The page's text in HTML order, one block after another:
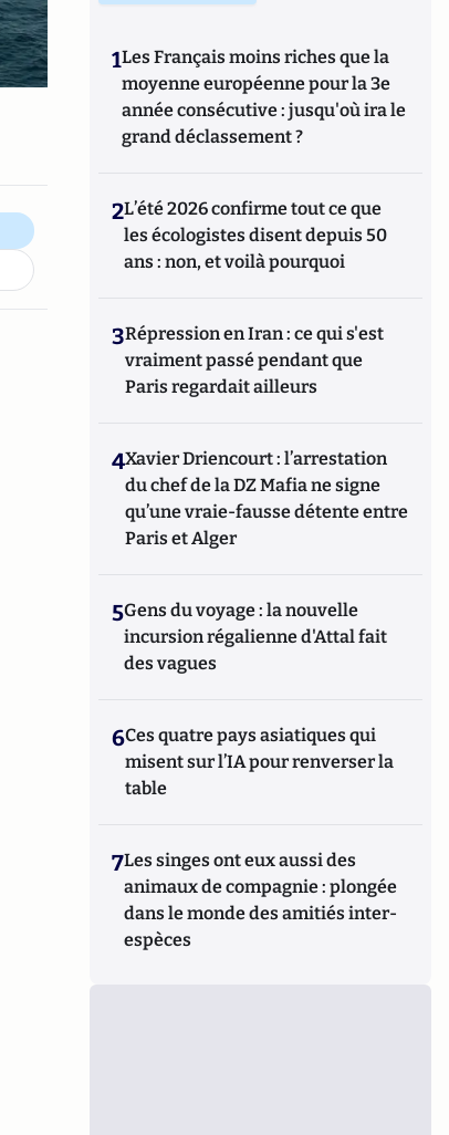
1Les Français moins riches que la
moyenne européenne pour la 3e
année consécutive : jusqu'où ira le
grand déclassement ?
2L’été 2026 confirme tout ce que
les écologistes disent depuis 50
ans : non, et voilà pourquoi
3Répression en Iran : ce qui s'est
vraiment passé pendant que
Paris regardait ailleurs
4Xavier Driencourt : l’arrestation
du chef de la DZ Mafia ne signe
qu’une vraie-fausse détente entre
Paris et Alger
5Gens du voyage : la nouvelle
incursion régalienne d'Attal fait
des vagues
6Ces quatre pays asiatiques qui
misent sur l’IA pour renverser la
table
7Les singes ont eux aussi des
animaux de compagnie : plongée
dans le monde des amitiés inter-
espèces